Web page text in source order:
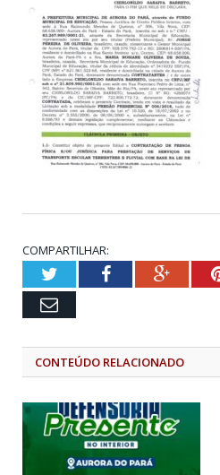
COMPARTILHAR:
TwitterFacebook
Email
CONTEÚDO RELACIONADO